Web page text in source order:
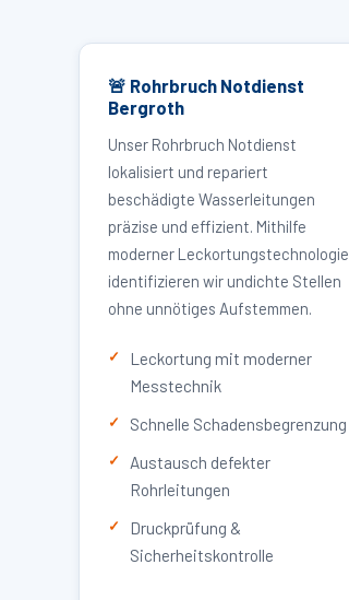
🚨 Rohrbruch Notdienst
Bergroth
Unser Rohrbruch Notdienst
lokalisiert und repariert
beschädigte Wasserleitungen
präzise und effizient. Mithilfe
moderner Leckortungstechnologie
identifizieren wir undichte Stellen
ohne unnötiges Aufstemmen.
Leckortung mit moderner
Messtechnik
Schnelle Schadensbegrenzung
Austausch defekter
Rohrleitungen
Druckprüfung &
Sicherheitskontrolle